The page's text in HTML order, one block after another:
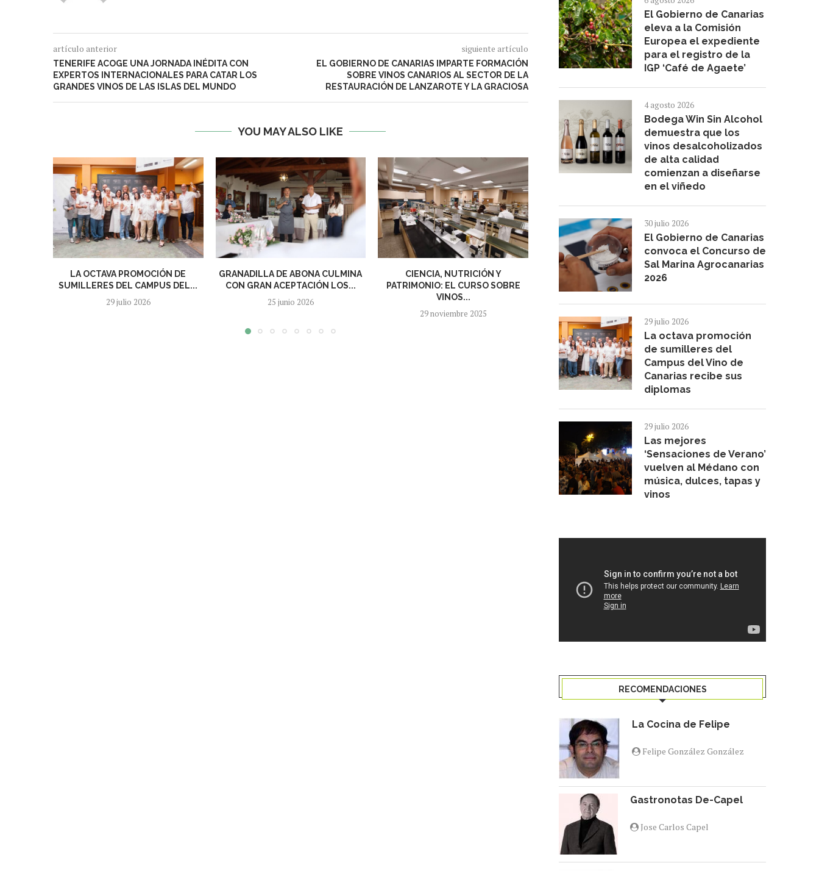
artículo anterior
TENERIFE ACOGE UNA JORNADA INÉDITA CON
EXPERTOS INTERNACIONALES PARA CATAR LOS
GRANDES VINOS DE LAS ISLAS DEL MUNDO
siguiente artículo
EL GOBIERNO DE CANARIAS IMPARTE FORMACIÓN
SOBRE VINOS CANARIOS AL SECTOR DE LA
RESTAURACIÓN DE LANZAROTE Y LA GRACIOSA
YOU MAY ALSO LIKE
LA OCTAVA PROMOCIÓN DE
SUMILLERES DEL CAMPUS DEL...
29 julio 2026
GRANADILLA DE ABONA CULMINA
CON GRAN ACEPTACIÓN LOS...
25 junio 2026
CIENCIA, NUTRICIÓN Y
PATRIMONIO: EL CURSO SOBRE
VINOS...
29 noviembre 2025
EL GOBIERNO DE CANARIAS
IMPARTE FORMACIÓN SOBRE
15 octubre 2025
El Gobierno de Canarias
eleva a la Comisión
Europea el expediente
para el registro de la
IGP ‘Café de Agaete’
4 agosto 2026
Bodega Win Sin Alcohol
demuestra que los
vinos desalcoholizados
de alta calidad
comienzan a diseñarse
en el viñedo
30 julio 2026
El Gobierno de Canarias
convoca el Concurso de
Sal Marina Agrocanarias
2026
29 julio 2026
La octava promoción
de sumilleres del
Campus del Vino de
Canarias recibe sus
diplomas
29 julio 2026
Las mejores
‘Sensaciones de Verano’
vuelven al Médano con
música, dulces, tapas y
vinos
RECOMENDACIONES
La Cocina de Felipe
Felipe González González
Gastronotas De-Capel
Jose Carlos Capel